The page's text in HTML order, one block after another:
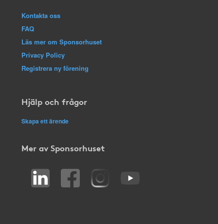
Kontakta oss
FAQ
Läs mer om Sponsorhuset
Privacy Policy
Registrera ny förening
Hjälp och frågor
Skapa ett ärende
Mer av Sponsorhuset